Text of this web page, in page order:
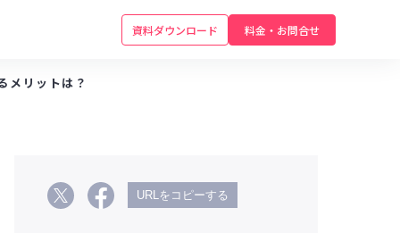
資料ダウンロード 料金・お問合せ
メリットは？
URLをコピーする